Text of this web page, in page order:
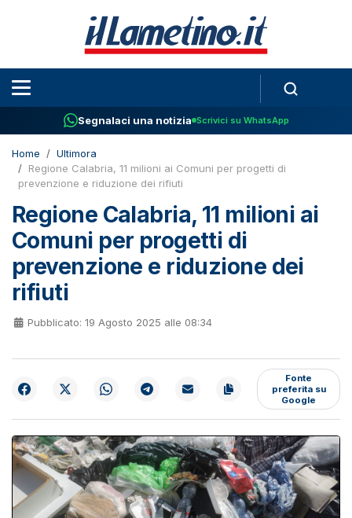
Segnalaci una notizia Scrivici su WhatsApp
Home
Ultimora
Regione Calabria, 11 milioni ai Comuni per progetti di
prevenzione e riduzione dei rifiuti
Regione Calabria, 11 milioni ai
Comuni per progetti di
prevenzione e riduzione dei
rifiuti
Pubblicato: 19 Agosto 2025 alle 08:34
Fonte
preferita su
Google